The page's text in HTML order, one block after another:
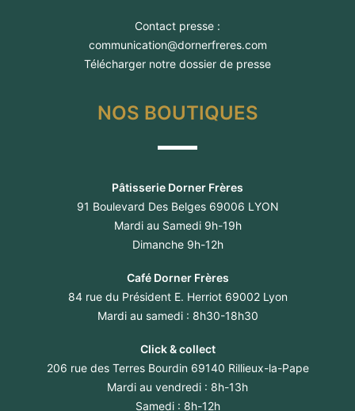
Contact presse :
communication@dornerfreres.com
Télécharger notre dossier de presse
NOS BOUTIQUES
Pâtisserie Dorner Frères
91 Boulevard Des Belges 69006 LYON
Mardi au Samedi 9h-19h
Dimanche 9h-12h
Café Dorner Frères
84 rue du Président E. Herriot 69002 Lyon
Mardi au samedi : 8h30-18h30
Click & collect
206 rue des Terres Bourdin 69140 Rillieux-la-Pape
Mardi au vendredi : 8h-13h
Samedi : 8h-12h